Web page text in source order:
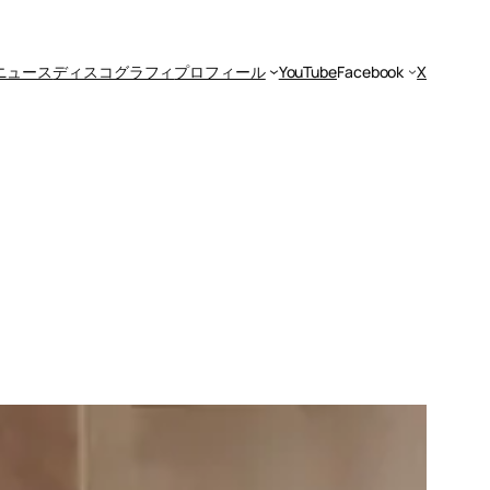
ュースディスコグラフィ プロフィール YouTubeFacebook X